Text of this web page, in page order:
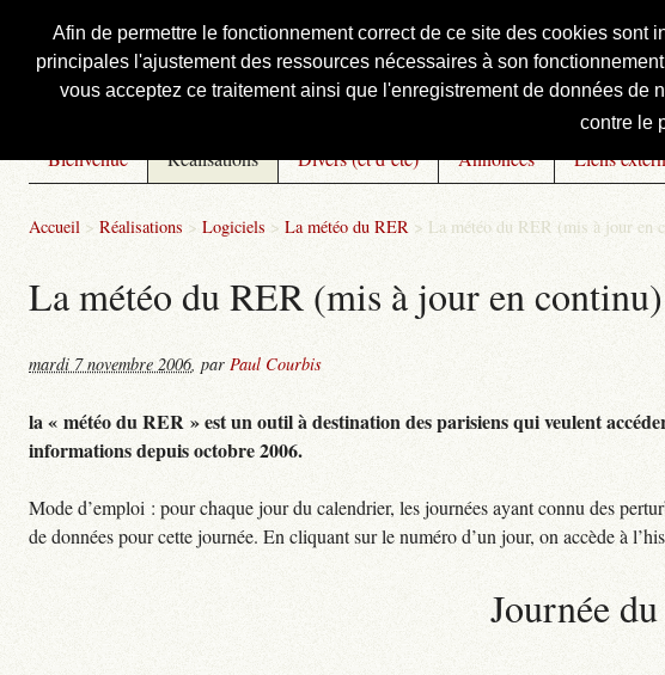
Afin de permettre le fonctionnement correct de ce site des cookies
principales l'ajustement des ressources nécessaires à son
vous acceptez ce traitement ainsi que l'enregistrement de données
contre le
Courbis, « LE » Blog Officiel
Bienvenue Réalisations Divers (et d’été) Annonces Liens
Accueil > Réalisations > Logiciels > La météo du RER > La météo du RER (mis à jour en
La météo du RER (mis à jour en continu)
mardi 7 novembre 2006, par Paul Courbis
la « météo du RER » est un outil à destination des parisiens qui veulent
informations depuis octobre 2006.
Mode d’emploi : pour chaque jour du calendrier, les journées ayant connu des
de données pour cette journée. En cliquant sur le numéro d’un jour, on accède à
Journée